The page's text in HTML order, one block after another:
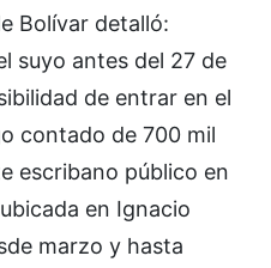
Bolívar detalló:
suyo antes del 27 de
de entrar en el
contado de 700 mil
escribano público en
en Ignacio
marzo y hasta